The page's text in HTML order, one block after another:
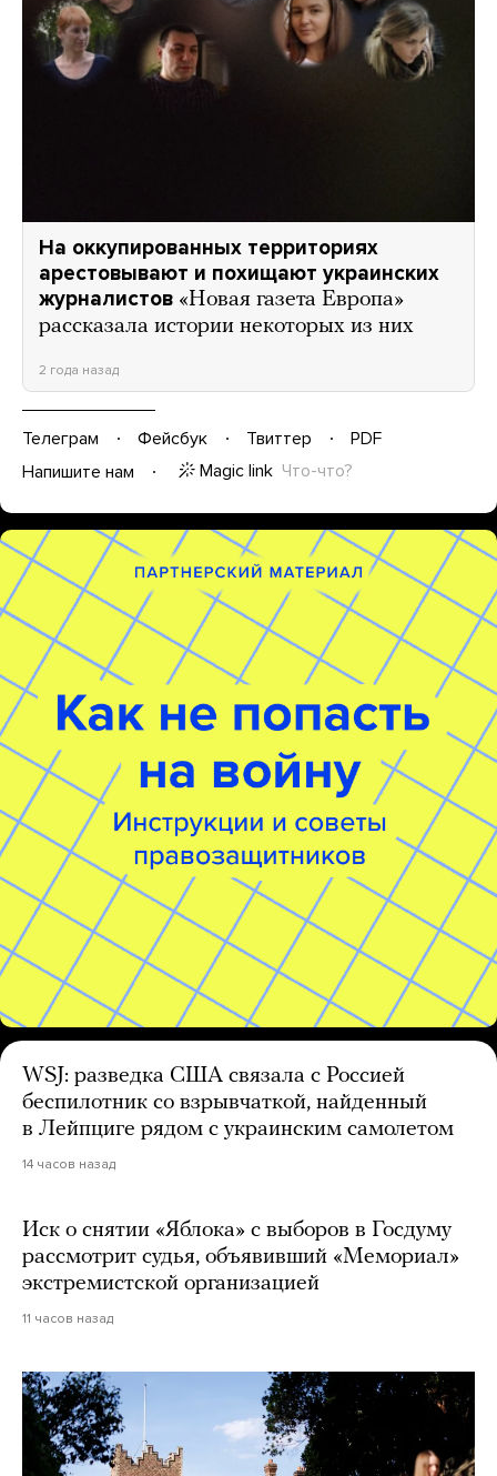
На оккупированных территориях
арестовывают и похищают украинских
журналистов «Новая газета Европа»
рассказала истории некоторых из них
2 года назад
Телеграм Фейсбук Твиттер
PDF
Напишите нам
Magic link Что-что?
WSJ: разведка США связала с Россией
беспилотник со взрывчаткой, найденный
в Лейпциге рядом с украинским самолетом
14 часов назад
Иск о снятии «Яблока» с выборов в Госдуму
рассмотрит судья, объявивший «Мемориал»
экстремистской организацией
11 часов назад